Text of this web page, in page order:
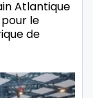
Atlantique
le
de